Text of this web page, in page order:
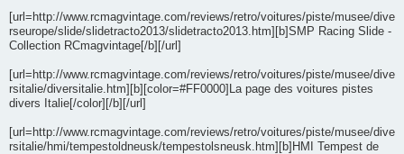
[url=http://www.rcmagvintage.com/reviews/retro/voitures/piste/musee/dive
rseurope/slide/slidetracto2013/slidetracto2013.htm][b]SMP Racing Slide -
Collection RCmagvintage[/b][/url]
[url=http://www.rcmagvintage.com/reviews/retro/voitures/piste/musee/dive
rsitalie/diversitalie.htm][b][color=#FF0000]La page des voitures pistes
divers Italie[/color][/b][/url]
[url=http://www.rcmagvintage.com/reviews/retro/voitures/piste/musee/dive
rsitalie/hmi/tempestoldneusk/tempestolsneusk.htm][b]HMI Tempest de